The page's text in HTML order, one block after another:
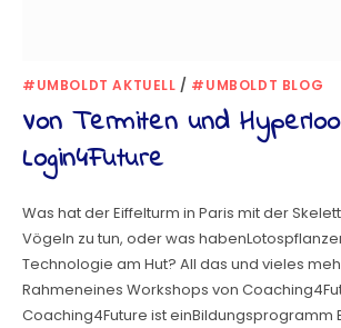
#UMBOLDT AKTUELL / #UMBOLDT BLOG
Von Termiten und
Login4Future
Was hat der Eiffelturm in Paris mit der
Vögeln zu tun, oder was
Technologie am Hut? All das und vieles
Rahmeneines Workshops von
Coaching4Future ist einBildungsprogramm